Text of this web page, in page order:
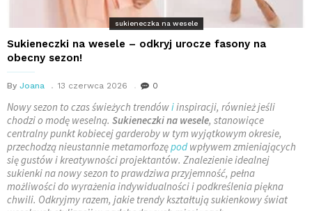
sukieneczka na wesele
Sukieneczki na wesele – odkryj urocze fasony na
obecny sezon!
By Joana 13 czerwca 2026 0
Nowy sezon to czas świeżych trendówiinspiracji, również jeśli
chodzi o modę weselną. Sukieneczki na wesele, stanowiące
centralny punkt kobiecej garderoby w tym wyjątkowym okresie,
przechodzą nieustannie metamorfozępodwpływem zmieniających
się gustów i kreatywności projektantów. Znalezienie idealnej
sukienki na nowy sezon to prawdziwa przyjemność, pełna
możliwości do wyrażenia indywidualności i podkreślenia piękna
chwili. Odkryjmy razem, jakie trendy kształtują sukienkowy świat